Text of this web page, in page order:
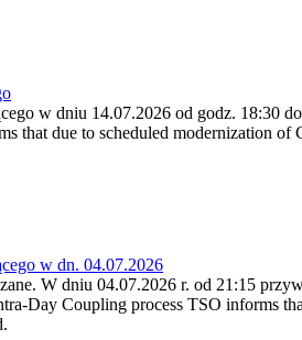
w dniu 14.07.2026 od godz. 18:30
that due to scheduled modernization
w dn. 04.07.2026
W dniu 04.07.2026 r. od 21:15
Day Coupling process TSO informs